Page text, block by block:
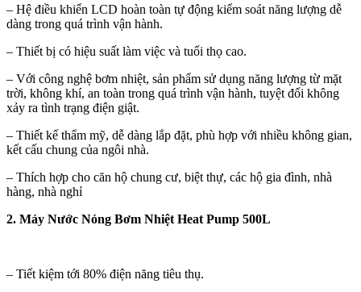
– Hệ điều khiển LCD hoàn toàn tự động kiểm soát năng lượng dễ
dàng trong quá trình vận hành.
– Thiết bị có hiệu suất làm việc và tuổi thọ cao.
– Với công nghệ bơm nhiệt, sản phẩm sử dụng năng lượng từ mặt
trời, không khí, an toàn trong quá trình vận hành, tuyệt đối không
xảy ra tình trạng điện giật.
– Thiết kế thẩm mỹ, dễ dàng lắp đặt, phù hợp với nhiều không gian,
kết cấu chung của ngôi nhà.
– Thích hợp cho căn hộ chung cư, biệt thự, các hộ gia đình, nhà
hàng, nhà nghỉ
2. Máy Nước Nóng Bơm Nhiệt Heat Pump 500L
– Tiết kiệm tới 80% điện năng tiêu thụ.